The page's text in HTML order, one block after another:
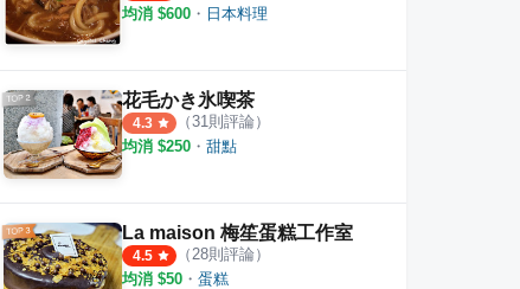
均消 $600 ・ 日本料理
花毛かき氷喫茶
4.3 （31則評論）
均消 $250 ・ 甜點
La maison 梅笙蛋糕工作室
4.5 （28則評論）
均消 $50 ・ 蛋糕